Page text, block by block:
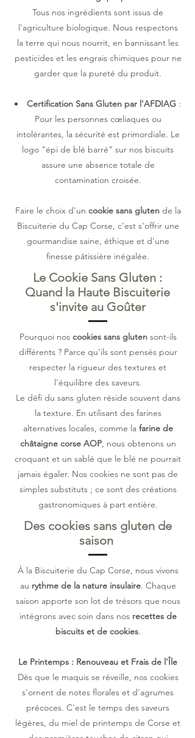
Tous nos ingrédients sont issus de
l'agriculture biologique. Nous respectons
la terre qui nous nourrit, en bannissant les
pesticides et les engrais chimiques pour ne
garder que la pureté du produit.
Certification Sans Gluten par l'AFDIAG :
Pour les personnes cœliaques ou
intolérantes, la sécurité est primordiale. Le
logo "épi de blé barré" sur nos biscuits
assure une absence totale de
contamination croisée.
Faire le choix d'un cookie sans glutende la
Biscuiterie du Cap Corse, c'est s'offrir une
gourmandise saine, éthique et d'une
finesse pâtissière inégalée.
Le Cookie Sans Gluten :
Quand la Haute Biscuiterie
s'invite au Goûter
Pourquoi nos cookies sans glutensont-ils
différents ? Parce qu'ils sont pensés pour
respecter la rigueur des textures et
l'équilibre des saveurs.
Le défi du sans gluten réside souvent dans
la texture. En utilisant des farines
alternatives locales, comme la farine de
châtaigne corse AOP, nous obtenons un
croquant et un sablé que le blé ne pourrait
jamais égaler. Nos cookies ne sont pas de
simples substituts ; ce sont des créations
gastronomiques à part entière.
Des cookies sans gluten de
saison
À la Biscuiterie du Cap Corse, nous vivons
au rythme de la nature insulaire. Chaque
saison apporte son lot de trésors que nous
intégrons avec soin dans nos recettes de
biscuits et de cookies.
Le Printemps : Renouveau et Frais de l'Île
Dès que le maquis se réveille, nos cookies
s'ornent de notes florales et d'agrumes
précoces. C'est le temps des saveurs
légères, du miel de printemps de Corse et